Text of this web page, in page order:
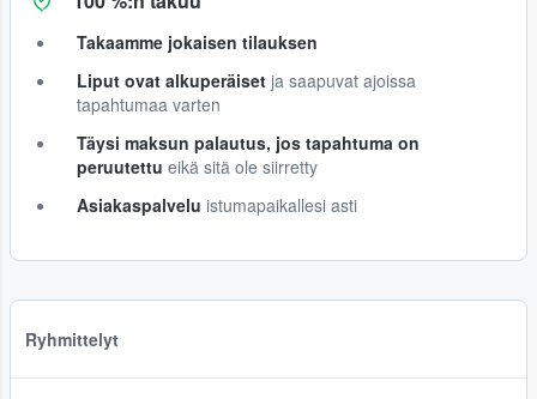
Takaamme jokaisen tilauksen
Liput ovat alkuperäiset ja saapuvat ajoissa
tapahtumaa varten
Täysi maksun palautus, jos tapahtuma on
peruutettu eikä sitä ole siirretty
Asiakaspalvelu istumapaikallesi asti
Ryhmittelyt